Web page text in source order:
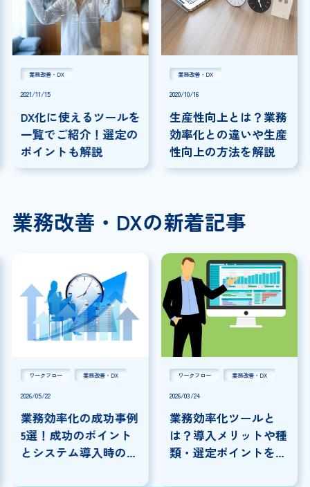
業務改善・DX
2021/11/15
DX化に使えるツールを
一覧でご紹介！選定の
ポイントも解説
業務改善・DX
2020/10/16
生産性向上とは？業務
効率化との違いや生産
性向上の方法を解説
業務改善・DXの新着記事
ワークフロー 業務改善・DX
2026/05/22
業務効率化の成功事例
5選！成功のポイント
とシステム導入時の注
ワークフロー 業務改善・DX
2026/03/24
業務効率化ツールと
は？導入メリットや種
類・選定ポイントを解